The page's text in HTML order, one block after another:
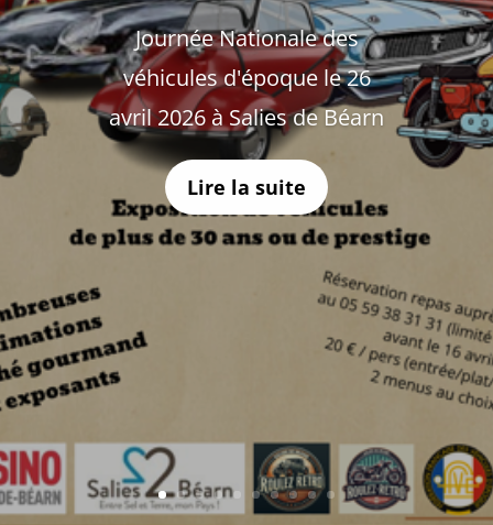
Journée Nationale des
véhicules d'époque le 26
avril 2026 à Salies de Béarn
Lire la suite